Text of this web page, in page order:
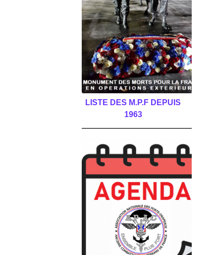
LISTE DES M.P.F DEPUIS
1963